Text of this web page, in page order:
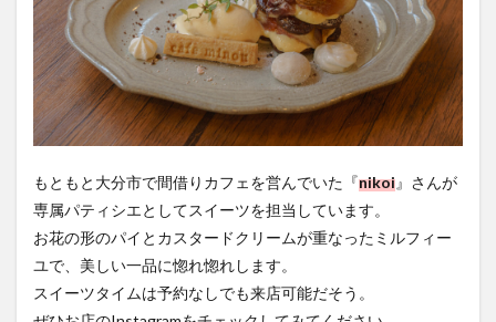
もともと大分市で間借りカフェを営んでいた『nikoi』さんが
専属パティシエとしてスイーツを担当しています。
お花の形のパイとカスタードクリームが重なったミルフィー
ユで、美しい一品に惚れ惚れします。
スイーツタイムは予約なしでも来店可能だそう。